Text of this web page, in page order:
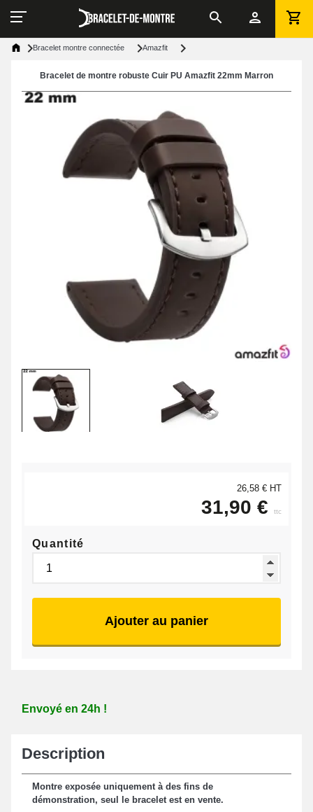
Bracelet montre connectée Amazfit
Bracelet de montre robuste Cuir PU Amazfit 22mm Marron
26,58 € HT
31,90 € ttc
Quantité
Ajouter au panier
Envoyé en 24h !
Description
Montre exposée uniquement à des fins de
démonstration, seul le bracelet est en vente.